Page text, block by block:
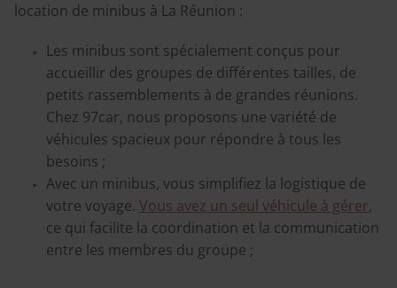
location de minibus à La Réunion :
Les minibus sont spécialement conçus pour
accueillir des groupes de différentes tailles, de
petits rassemblements à de grandes réunions.
Chez 97car, nous proposons une variété de
véhicules spacieux pour répondre à tous les
besoins ;
Avec un minibus, vous simplifiez la logistique de
votre voyage. Vous avez un seul véhicule à gérer,
ce qui facilite la coordination et la communication
entre les membres du groupe ;